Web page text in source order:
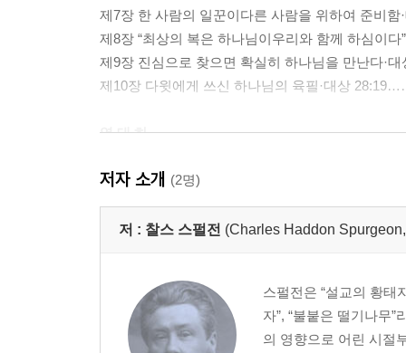
제7장 한 사람의 일꾼이다른 사람을 위하여 준비
제8장 “최상의 복은 하나님이우리와 함께 하심이
제9장 진심으로 찾으면 확실히 하나님을 만난
제10장 다윗에게 쓰신 하나님의 육필·대상
역 대 하
제1장 사랑으로 보내신 왕·대하
제2장 기도드리며 또한 사죄 받는 곳·대하
제3장 노역(奴役)이냐 봉사냐?·대하
제6장 노래하는 군대·대하 20:4…
제7장 아침 구름 같은 인애·대하 24:2;
제8장 “이 아하스 왕·대하 28:22…
저자 소개 (2명)
저 : 찰스 스펄전 (Charles Haddon
스펄전은 “설교의 황태
자”, “불붙은 떨기나무
의 영향으로 어린 시절